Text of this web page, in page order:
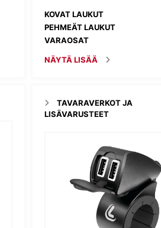
KOVAT LAUKUT
PEHMEÄT LAUKUT
VARAOSAT
NÄYTÄ LISÄÄ
TAVARAVERKOT JA
LISÄVARUSTEET